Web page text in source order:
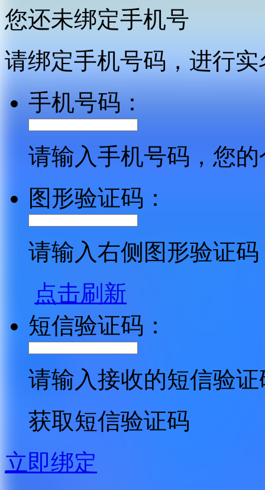
您还未绑定手机号
请绑定手机号码，进行
手机号码：
请输入手机号码，您
图形验证码：
请输入右侧图形验证码
点击刷新
短信验证码：
请输入接收的短信验证
获取短信验证码
立即绑定